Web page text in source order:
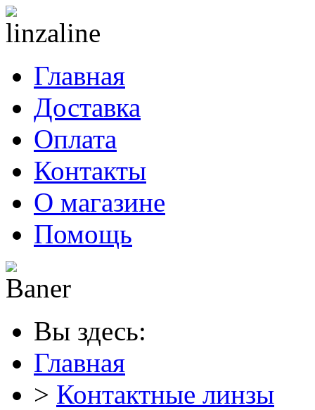
Главная
Доставка
Оплата
Контакты
О магазине
Помощь
Вы здесь:
Главная
> Контактные линзы